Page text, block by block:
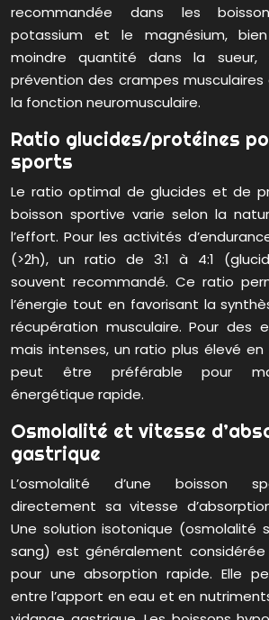
recommandée dans les
potassium et le magnésium,
moindre quantité dans la
prévention des crampes
la fonction neuromusculaire.
Ratio glucides/protéines
sports
Le ratio optimal de glucides et de
boisson sportive varie selon la
l’effort. Pour les activités
(>2h), un ratio de 3:1 à 4:1
souvent recommandé. Ce ratio
l’énergie tout en favorisant la
récupération musculaire. Pour des
mais intenses, un ratio plus élevé en
peut être préférable pour
énergétique rapide.
Osmolalité et vitesse
gastrique
L’osmolalité d’une boisson
directement sa vitesse
Une solution isotonique (osmolalité
sang) est généralement
pour une absorption rapide. Elle
entre l’apport en eau et en